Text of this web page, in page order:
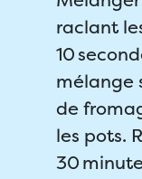
raclant
10
mélange
de
les pots.
30